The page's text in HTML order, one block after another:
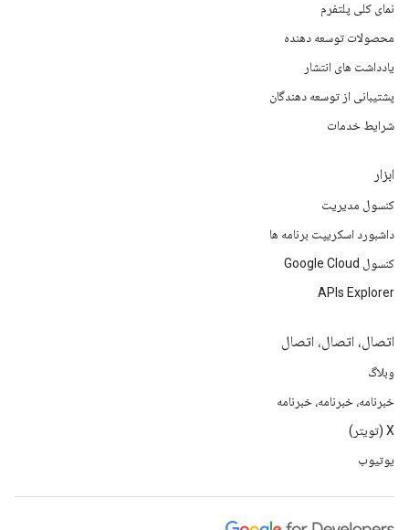
نمای کلی پلتفرم
محصولات توسعه دهنده
یادداشت های انتشار
پشتیبانی از توسعه دهندگان
شرایط خدمات
ابزار
کنسول مدیریت
داشبورد اسکریپت برنامه ها
کنسول Google Cloud
APIs Explorer
اتصال، اتصال، اتصال
وبلاگ
خبرنامه، خبرنامه، خبرنامه
X (تویتر)
یوتیوب